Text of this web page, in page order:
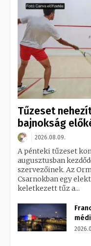
Tűzeset
bajnokság
2026.08.09.
A pénteki tűzeset
augusztusban
szervezőinek. Az
Csarnokban egy
keletkezett tűz a...